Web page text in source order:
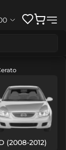
(2008-2012)